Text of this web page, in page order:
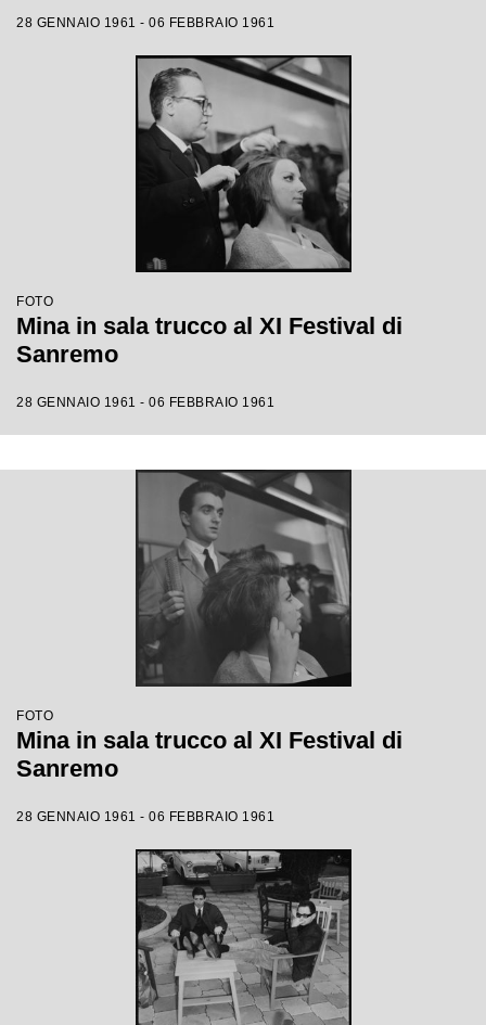
28 GENNAIO 1961 - 06 FEBBRAIO 1961
FOTO
Mina in sala trucco al XI Festival di
Sanremo
28 GENNAIO 1961 - 06 FEBBRAIO 1961
FOTO
Mina in sala trucco al XI Festival di
Sanremo
28 GENNAIO 1961 - 06 FEBBRAIO 1961